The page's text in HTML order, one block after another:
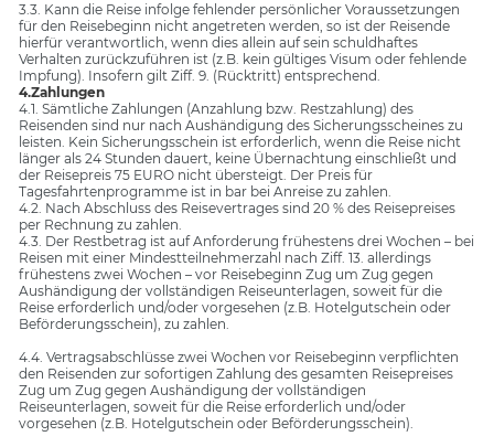
3.3. Kann die Reise infolge fehlender persönlicher Voraussetzungen
für den Reisebeginn nicht angetreten werden, so ist der Reisende
hierfür verantwortlich, wenn dies allein auf sein schuldhaftes
Verhalten zurückzuführen ist (z.B. kein gültiges Visum oder fehlende
Impfung). Insofern gilt Ziff. 9. (Rücktritt) entsprechend.
4.Zahlungen
4.1. Sämtliche Zahlungen (Anzahlung bzw. Restzahlung) des
Reisenden sind nur nach Aushändigung des Sicherungsscheines zu
leisten. Kein Sicherungsschein ist erforderlich, wenn die Reise nicht
länger als 24 Stunden dauert, keine Übernachtung einschließt und
der Reisepreis 75 EURO nicht übersteigt. Der Preis für
Tagesfahrtenprogramme ist in bar bei Anreise zu zahlen.
4.2. Nach Abschluss des Reisevertrages sind 20 % des Reisepreises
per Rechnung zu zahlen.
4.3. Der Restbetrag ist auf Anforderung frühestens drei Wochen – bei
Reisen mit einer Mindestteilnehmerzahl nach Ziff. 13. allerdings
frühestens zwei Wochen – vor Reisebeginn Zug um Zug gegen
Aushändigung der vollständigen Reiseunterlagen, soweit für die
Reise erforderlich und/oder vorgesehen (z.B. Hotelgutschein oder
Beförderungsschein), zu zahlen.
4.4. Vertragsabschlüsse zwei Wochen vor Reisebeginn verpflichten
den Reisenden zur sofortigen Zahlung des gesamten Reisepreises
Zug um Zug gegen Aushändigung der vollständigen
Reiseunterlagen, soweit für die Reise erforderlich und/oder
vorgesehen (z.B. Hotelgutschein oder Beförderungsschein).